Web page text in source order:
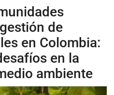
de
en Colombia:
en la
ambiente